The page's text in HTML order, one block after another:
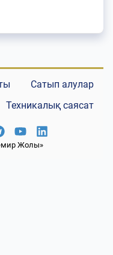
Сатып алулар
Техникалық саясат
Жолы»